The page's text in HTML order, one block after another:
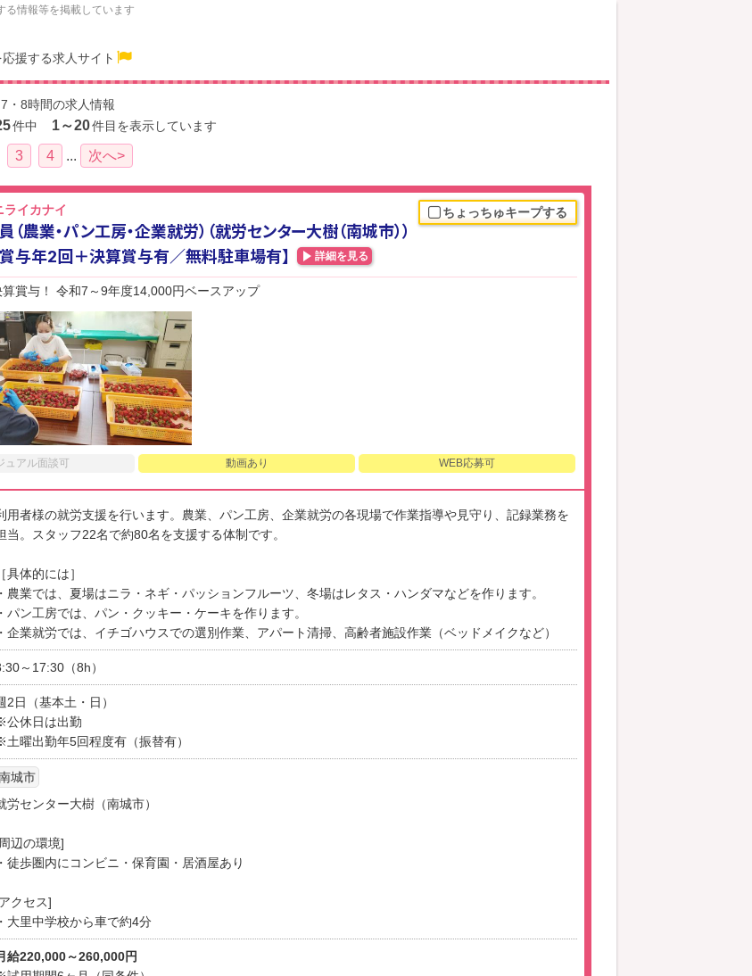
る情報等を掲載しています
援する求人サイト
・8時間の求人情報
件中 1～20件目を表示しています
3 4 ... 次へ>
ちょっちゅキープする
イカナイ
農業・パン工房・企業就労）（就労センター大樹（南城市））
賞与年2回＋決算賞与有／無料駐車場有】
詳細を見る
賞与！ 令和7～9年度14,000円ベースアップ
ュアル面談可 動画あり WEB応募可
用者様の就労支援を行います。農業、パン工房、企業就労の各現場で作業指導や見守り、記録業務を
当。スタッフ22名で約80名を支援する体制です。
［具体的には］
・農業では、夏場はニラ・ネギ・パッションフルーツ、冬場はレタス・ハンダマなどを作ります。
・パン工房では、パン・クッキー・ケーキを作ります。
・企業就労では、イチゴハウスでの選別作業、アパート清掃、高齢者施設作業（ベッドメイクなど）
～17:30（8h）
2日（基本土・日）
公休日は出勤
土曜出勤年5回程度有（振替有）
城市
労センター大樹（南城市）
辺の環境]
・徒歩圏内にコンビニ・保育園・居酒屋あり
クセス]
・大里中学校から車で約4分
給220,000～260,000円